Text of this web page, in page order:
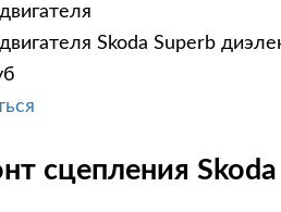
Skoda Superb
сцепления